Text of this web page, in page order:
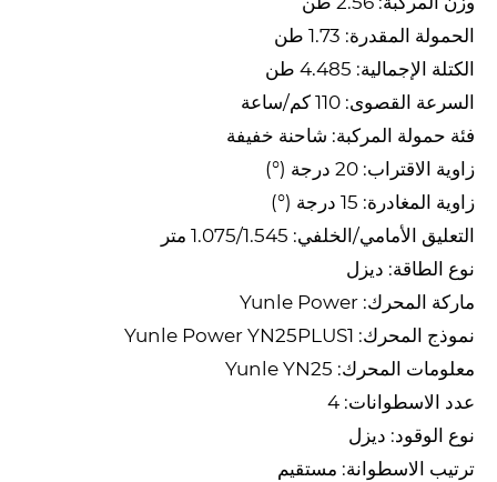
الحمولة المقدرة: 1.73 طن
الكتلة الإجمالية: 4.485 طن
السرعة القصوى: 110 كم/ساعة
فئة حمولة المركبة: شاحنة خفيفة
زاوية الاقتراب: 20 درجة (°)
زاوية المغادرة: 15 درجة (°)
التعليق الأمامي/الخلفي: 1.075/1.545 متر
نوع الطاقة: ديزل
ماركة المحرك: Yunle Power
نموذج المحرك: Yunle Power YN25PLUS1
معلومات المحرك: Yunle YN25
عدد الاسطوانات: 4
نوع الوقود: ديزل
ترتيب الاسطوانة: مستقيم